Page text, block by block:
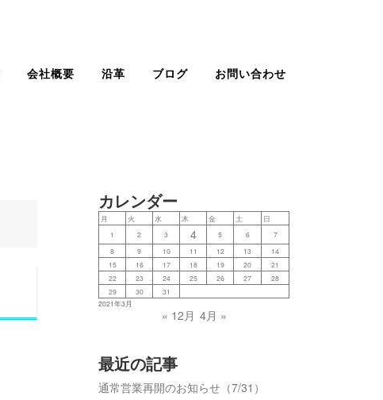
会社概要 沿革 ブログ お問い合わせ
カレンダー
2021年3月
月 火 水 木 金 土
日
1
2 3 4 5 6
7
8
9 10 11 12 13
14
15
16 17 18 19 20
21
22
23 24 25 26 27
28
29
30 31
« 12月 4月 »
最近の記事
通常営業再開のお知らせ（7/31）